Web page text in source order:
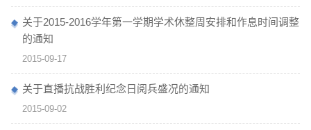
关于2015-2016学年第一学期学术休整周安排和作息时间调整
的通知
2015-09-17
关于直播抗战胜利纪念日阅兵盛况的通知
2015-09-02